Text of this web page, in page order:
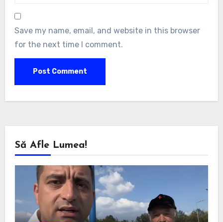
Save my name, email, and website in this browser
for the next time I comment.
Să Afle Lumea!